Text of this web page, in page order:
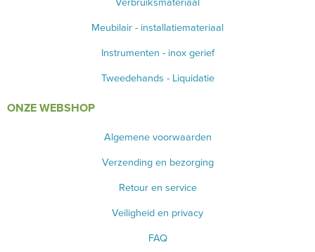
Meubilair - installatiemateriaal
Instrumenten - inox gerief
Tweedehands - Liquidatie
ONZE WEBSHOP
Algemene voorwaarden
Verzending en bezorging
Retour en service
Veiligheid en privacy
FAQ